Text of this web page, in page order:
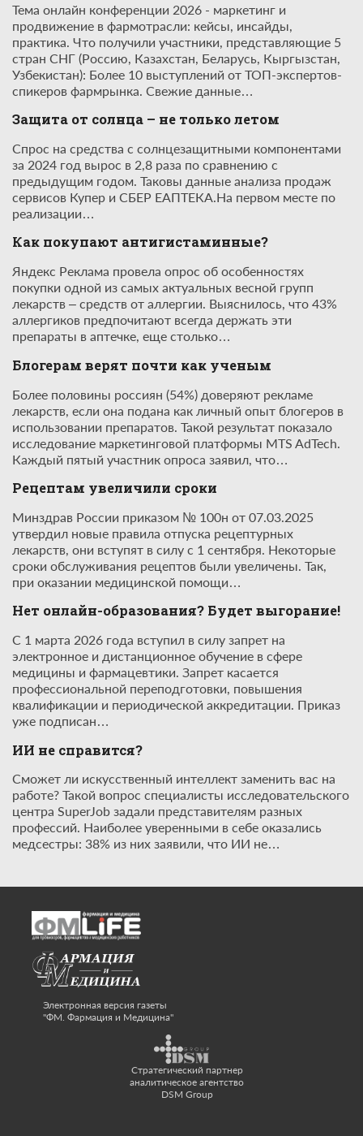
Тема онлайн конференции 2026 - маркетинг и
продвижение в фармотрасли: кейсы, инсайды,
практика. Что получили участники, представляющие 5
стран СНГ (Россию, Казахстан, Беларусь, Кыргызстан,
Узбекистан): Более 10 выступлений от ТОП-экспертов-
спикеров фармрынка. Свежие данные…
Защита от солнца – не только летом
Спрос на средства с солнцезащитными компонентами
за 2024 год вырос в 2,8 раза по сравнению с
предыдущим годом. Таковы данные анализа продаж
сервисов Купер и СБЕР ЕАПТЕКА.На первом месте по
реализации…
Как покупают антигистаминные?
Яндекс Реклама провела опрос об особенностях
покупки одной из самых актуальных весной групп
лекарств – средств от аллергии. Выяснилось, что 43%
аллергиков предпочитают всегда держать эти
препараты в аптечке, еще столько…
Блогерам верят почти как ученым
Более половины россиян (54%) доверяют рекламе
лекарств, если она подана как личный опыт блогеров в
использовании препаратов. Такой результат показало
исследование маркетинговой платформы MTS AdTech.
Каждый пятый участник опроса заявил, что…
Рецептам увеличили сроки
Минздрав России приказом № 100н от 07.03.2025
утвердил новые правила отпуска рецептурных
лекарств, они вступят в силу с 1 сентября. Некоторые
сроки обслуживания рецептов были увеличены. Так,
при оказании медицинской помощи…
Нет онлайн-образования? Будет выгорание!
С 1 марта 2026 года вступил в силу запрет на
электронное и дистанционное обучение в сфере
медицины и фармацевтики. Запрет касается
профессиональной переподготовки, повышения
квалификации и периодической аккредитации. Приказ
уже подписан…
ИИ не справится?
Сможет ли искусственный интеллект заменить вас на
работе? Такой вопрос специалисты исследовательского
центра SuperJob задали представителям разных
профессий. Наиболее уверенными в себе оказались
медсестры: 38% из них заявили, что ИИ не…